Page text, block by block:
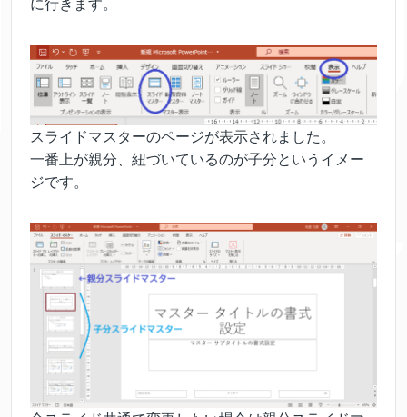
に行きます。
スライドマスターのページが表示されました。
一番上が親分、紐づいているのが子分というイメー
ジです。